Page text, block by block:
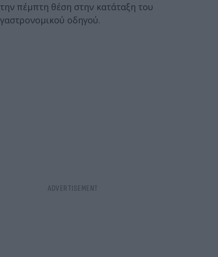
την πέμπτη θέση στην κατάταξη του
γαστρονομικού οδηγού.